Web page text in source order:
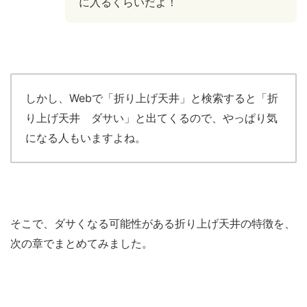
しかし、Webで「折り上げ天井」と検索すると「折
り上げ天井 ダサい」と出てくるので、やっぱり気
になる人もいますよね。
そこで、ダサくなる可能性がある折り上げ天井の特徴を、
次の章でまとめてみました。